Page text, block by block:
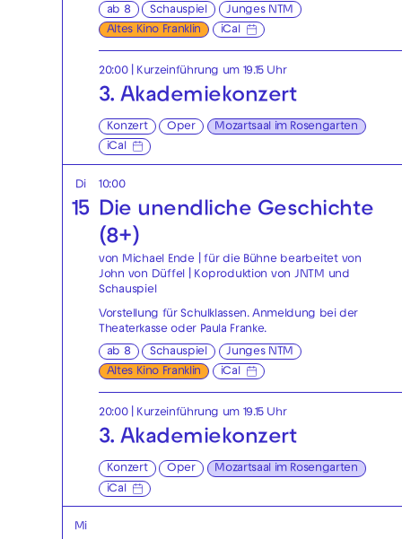
ab 8 Schauspiel
Junges NTM
Altes Kino Franklin
iCal
20:00 | Kurzeinführung um 19.15 Uhr
3. Akademiekonzert
Konzert Oper
Mozartsaal im Rosengarten
iCal
Di
15
10:00
Die unendliche Geschichte
(8+)
von Michael Ende | für die Bühne bearbeitet von
John von Düffel | Koproduktion von JNTM und
Schauspiel
Vorstellung für Schulklassen. Anmeldung bei der
Theaterkasseoder Paula Franke.
ab 8 Schauspiel
Junges NTM
Altes Kino Franklin
iCal
20:00 | Kurzeinführung um 19.15 Uhr
3. Akademiekonzert
Konzert Oper
Mozartsaal im Rosengarten
iCal
Mi